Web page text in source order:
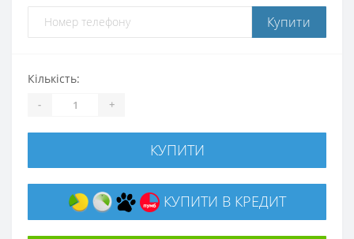
Купити
Кількість:
- +
КУПИТИ
КУПИТИ В КРЕДИТ